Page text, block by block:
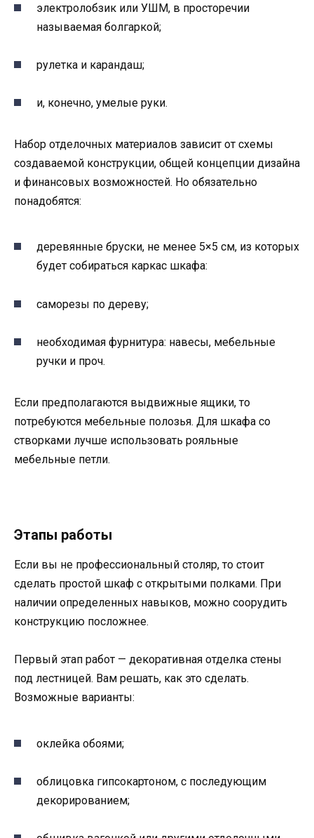
электролобзик или УШМ, в просторечии
называемая болгаркой;
рулетка и карандаш;
и, конечно, умелые руки.
Набор отделочных материалов зависит от схемы
создаваемой конструкции, общей концепции дизайна
и финансовых возможностей. Но обязательно
понадобятся:
деревянные бруски, не менее 5×5 см, из которых
будет собираться каркас шкафа:
саморезы по дереву;
необходимая фурнитура: навесы, мебельные
ручки и проч.
Если предполагаются выдвижные ящики, то
потребуются мебельные полозья. Для шкафа со
створками лучше использовать рояльные
мебельные петли.
Этапы работы
Если вы не профессиональный столяр, то стоит
сделать простой шкаф с открытыми полками. При
наличии определенных навыков, можно соорудить
конструкцию посложнее.
Первый этап работ — декоративная отделка стены
под лестницей. Вам решать, как это сделать.
Возможные варианты:
оклейка обоями;
облицовка гипсокартоном, с последующим
декорированием;